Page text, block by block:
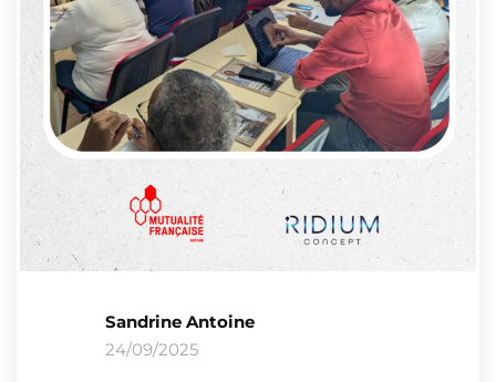
Sandrine Antoine
24/09/2025